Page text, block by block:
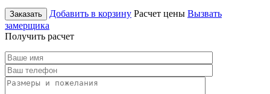
Заказать Добавить в корзину Расчет цены Вызвать
замерщика
Получить расчет